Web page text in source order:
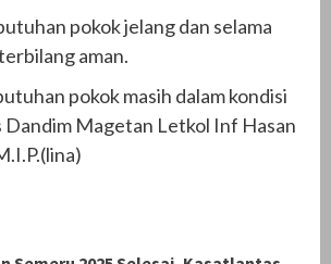
pokok jelang dan selama
aman.
pokok masih dalam kondisi
Dandim Magetan Letkol Inf Hasan